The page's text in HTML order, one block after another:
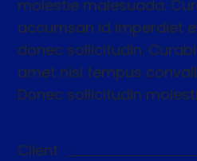
molestie malesuada.
accumsan id imperdiet
donec sollicitudin.
amet nisl tempus
Donec sollicitudin
Client